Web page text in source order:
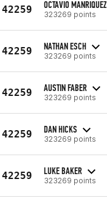
42259 OCTAVIO MANRIQUEZ
323269 points
42259 NATHAN ESCH
323269 points
42259 AUSTIN FABER
323269 points
42259 DAN HICKS
323269 points
42259 LUKE BAKER
323269 points